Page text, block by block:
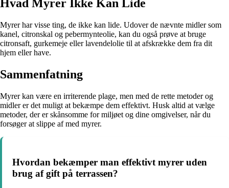
Hvad Myrer Ikke Kan Lide
Myrer har visse ting, de ikke kan lide. Udover de nævnte midler som
kanel, citronskal og pebermynteolie, kan du også prøve at bruge
citronsaft, gurkemeje eller lavendelolie til at afskrække dem fra dit
hjem eller have.
Sammenfatning
Myrer kan være en irriterende plage, men med de rette metoder og
midler er det muligt at bekæmpe dem effektivt. Husk altid at vælge
metoder, der er skånsomme for miljøet og dine omgivelser, når du
forsøger at slippe af med myrer.
Hvordan bekæmper man effektivt myrer uden
brug af gift på terrassen?